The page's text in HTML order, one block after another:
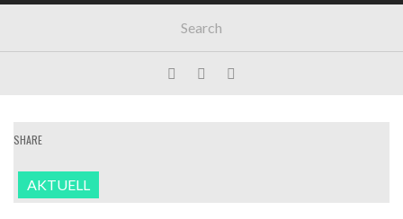
SHARE
AKTUELL